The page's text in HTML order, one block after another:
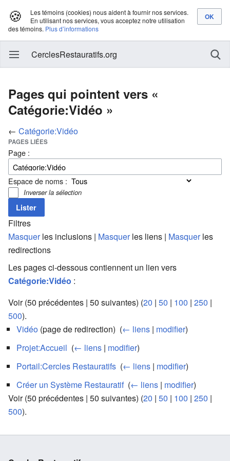
🍪
Les témoins (cookies) nous aident à fournir nos services.
En utilisant nos services, vous acceptez notre utilisation
des témoins. Plus d’informations
CerclesRestauratifs.org
Pages qui pointent vers «
Catégorie:Vidéo »
← Catégorie:Vidéo
PAGES LIÉES
Page :
Espace de noms :
Inverser la sélection
Filtres
Masquerles inclusions | Masquerles liens | Masquerles
redirections
Les pages ci-dessous contiennent un lien vers
Catégorie:Vidéo :
Voir (50 précédentes | 50 suivantes) (20 | 50 | 100 | 250 |
500).
Vidéo (page de redirection) ‎ (← liens | modifier)
Projet:Accueil (← liens | modifier)
Portail:Cercles Restauratifs (← liens | modifier)
Créer un Système Restauratif‎ (← liens | modifier)
Voir (50 précédentes | 50 suivantes) (20 | 50 | 100 | 250 |
500).